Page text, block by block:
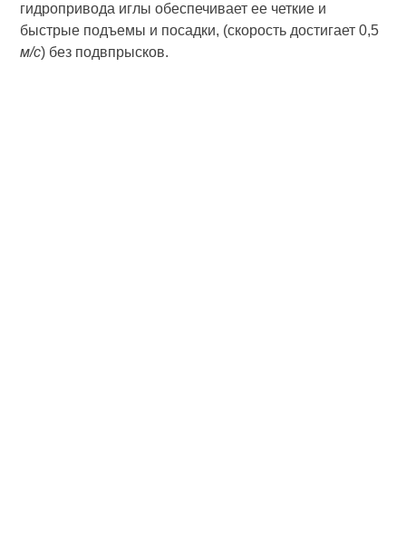
гидропривода иглы обеспечивает ее четкие и
быстрые подъемы и посадки, (скорость достигает 0,5
м/с) без подвпрысков.